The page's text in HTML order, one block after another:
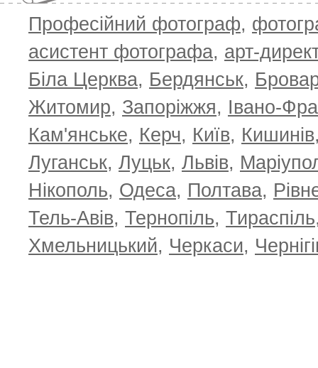
Професійний фотограф,
асистент фотографа, арт-
Біла Церква, Бердянськ,
Житомир, Запоріжжя, Івано-
Кам'янське, Керч, Київ, Кишинів
Луганськ, Луцьк, Львів,
Нікополь, Одеса, Полтава,
Тель-Авів, Тернопіль, Тираспіль
Хмельницький, Черкаси,